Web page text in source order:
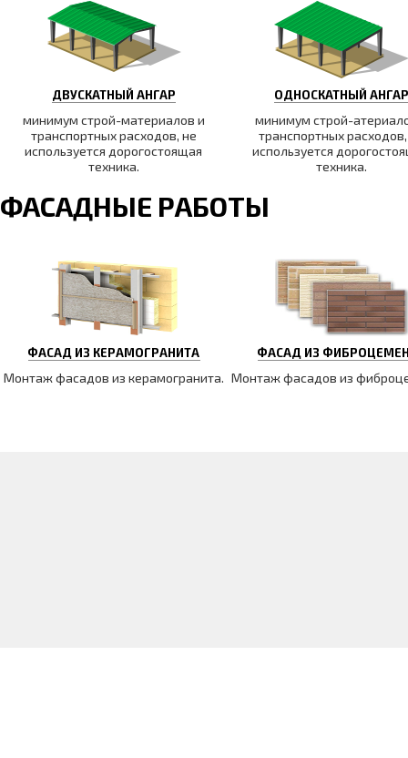
ДВУСКАТНЫЙ АНГАР
минимум строй-материалов и
транспортных расходов, не
используется дорогостоящая
техника.
ОДНОСКАТНЫЙ АНГАР
минимум строй-
транспортных
используется
техника.
ФАСАДНЫЕ РАБОТЫ
ФАСАД ИЗ КЕРАМОГРАНИТА
Монтаж фасадов из керамогранита.
ФАСАД ИЗ
Монтаж фасадов из